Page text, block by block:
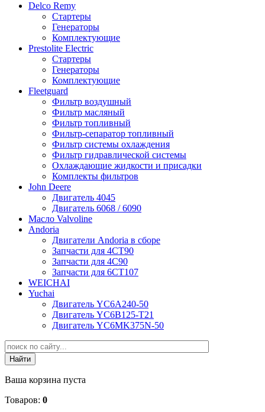
Delco Remy
Стартеры
Генераторы
Комплектующие
Prestolite Electric
Стартеры
Генераторы
Комплектующие
Fleetguard
Фильтр воздушный
Фильтр масляный
Фильтр топливный
Фильтр-сепаратор топливный
Фильтр системы охлаждения
Фильтр гидравлической системы
Охлаждающие жидкости и присадки
Комплекты фильтров
John Deere
Двигатель 4045
Двигатель 6068 / 6090
Масло Valvoline
Andoria
Двигатели Andoria в сборе
Запчасти для 4CT90
Запчасти для 4С90
Запчасти для 6CT107
WEICHAI
Yuchai
Двигатель YC6A240-50
Двигатель YC6B125-T21
Двигатель YC6MK375N-50
Ваша корзина пуста
Товаров: 0